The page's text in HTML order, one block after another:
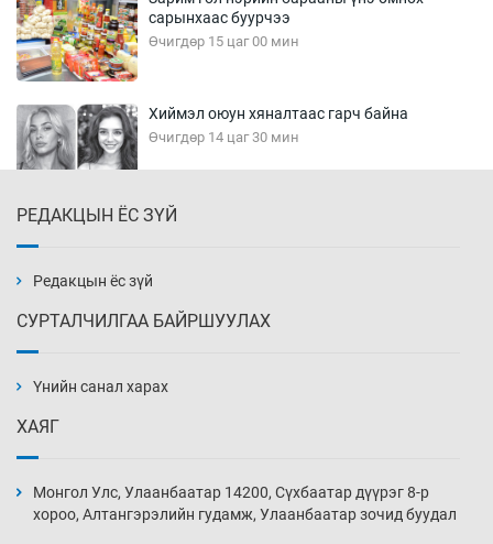
сарынхаас буурчээ
Өчигдөр 15 цаг 00 мин
Хиймэл оюун хяналтаас гарч байна
Өчигдөр 14 цаг 30 мин
Өчигдөр 14 цаг 00 мин
нэмэгджээ
Өчигдөр 13 цаг 30 мин
РЕДАКЦЫН ЁС ЗҮЙ
Редакцын ёс зүй
СУРТАЛЧИЛГАА БАЙРШУУЛАХ
Үнийн санал харах
ХАЯГ
Монгол Улс, Улаанбаатар 14200, Сүхбаатар дүүрэг 8-р
хороо, Алтангэрэлийн гудамж, Улаанбаатар зочид буудал